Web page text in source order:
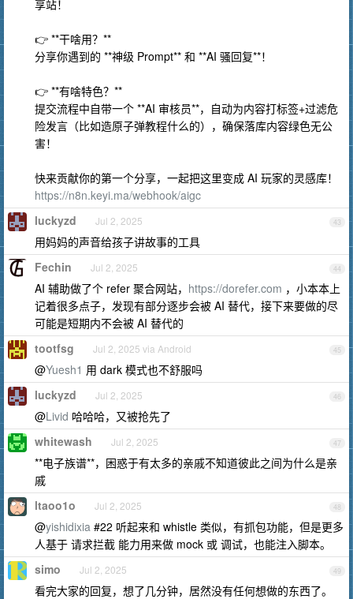
享站！
👉 **干啥用？**
分享你遇到的 **神级 Prompt** 和 **AI 骚回复**！
👉 **有啥特色？**
提交流程中自带一个 **AI 审核员**，自动为内容打标签+过滤危
险发言（比如造原子弹教程什么的），确保落库内容绿色无公
害！
快来贡献你的第一个分享，一起把这里变成 AI 玩家的灵感库！
https://n8n.keyi.ma/webhook/aigc
43
luckyzd Jul 2, 2025
用妈妈的声音给孩子讲故事的工具
44
Fechin Jul 2, 2025
AI 辅助做了个 refer 聚合网站， https://dorefer.com ，小本本上
记着很多点子，发现有部分逐步会被 AI 替代，接下来要做的尽
可能是短期内不会被 AI 替代的
45
tootfsg Jul 2, 2025 via Android
@Yuesh1 用 dark 模式也不舒服吗
46
luckyzd Jul 2, 2025
@Livid 哈哈哈，又被抢先了
47
whitewash Jul 2, 2025
**电子族谱**，困惑于有太多的亲戚不知道彼此之间为什么是亲
戚
48
ltaoo1o Jul 2, 2025
@yishidixia #22 听起来和 whistle 类似，有抓包功能，但是更多
人基于 请求拦截 能力用来做 mock 或 调试，也能注入脚本。
49
simo Jul 2, 2025
看完大家的回复，想了几分钟，居然没有任何想做的东西了。